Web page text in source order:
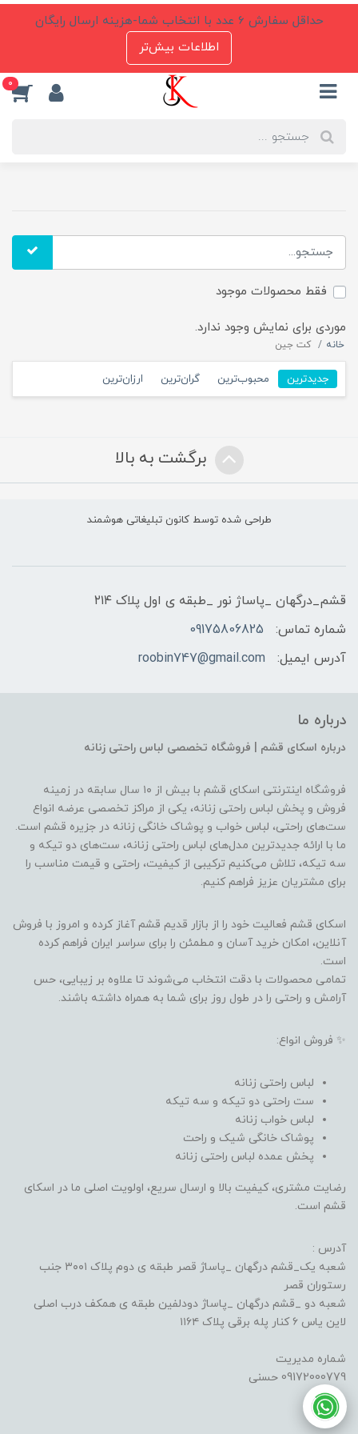
حداقل سفارش 6 عدد با انتخاب شما-هزینه ارسال رایگان
اطلاعات بیش‌تر
0
فقط محصولات موجود
موردی برای نمایش وجود ندارد.
خانه کت جین
جدیدترین محبوب‌ترین گران‌ترین ارزان‌ترین
برگشت به بالا
طراحی شده توسط کانون تبلیغاتی هوشمند
قشم_درگهان _پاساژ نور _طبقه ی اول پلاک ۲۱۴
شماره تماس:
09175806825
آدرس ایمیل:
roobin747@gmail.com
درباره ما
درباره اسکای قشم | فروشگاه تخصصی لباس راحتی زنانه
فروشگاه اینترنتی اسکای قشم با بیش از ۱۰ سال سابقه در زمینه
فروش و پخش لباس راحتی زنانه، یکی از مراکز تخصصی عرضه انواع
ست‌های راحتی، لباس خواب و پوشاک خانگی زنانه در جزیره قشم است.
ما با ارائه جدیدترین مدل‌های لباس راحتی زنانه، ست‌های دو تیکه و
سه تیکه، تلاش می‌کنیم ترکیبی از کیفیت، راحتی و قیمت مناسب را
برای مشتریان عزیز فراهم کنیم.
اسکای قشم فعالیت خود را از بازار قدیم قشم آغاز کرده و امروز با فروش
آنلاین، امکان خرید آسان و مطمئن را برای سراسر ایران فراهم کرده
است.
تمامی محصولات با دقت انتخاب می‌شوند تا علاوه بر زیبایی، حس
آرامش و راحتی را در طول روز برای شما به همراه داشته باشند.
✨ فروش انواع:
لباس راحتی زنانه
ست راحتی دو تیکه و سه تیکه
لباس خواب زنانه
پوشاک خانگی شیک و راحت
پخش عمده لباس راحتی زنانه
رضایت مشتری، کیفیت بالا و ارسال سریع، اولویت اصلی ما در اسکای
قشم است.
آدرس :
شعبه یک_قشم درگهان _پاساژ قصر طبقه ی دوم پلاک ۳۰۰۱ جنب
رستوران قصر
شعبه دو _قشم درگهان _پاساژ دودلفین طبقه ی همکف درب اصلی
لاین یاس ۶ کنار پله برقی پلاک ۱۱۶۴
شماره مدیریت
09172000779 حسنی